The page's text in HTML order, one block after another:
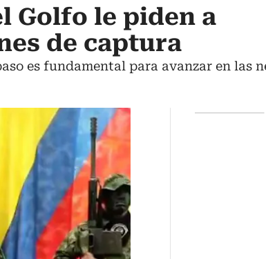
Golfo le piden a
de captura
es fundamental para avanzar en las